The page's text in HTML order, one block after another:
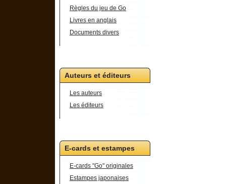
Règles du jeu de Go
Livres en anglais
Documents divers
Auteurs et éditeurs
Les auteurs
Les éditeurs
E-cards et estampes
E-cards "Go" originales
Estampes japonaises